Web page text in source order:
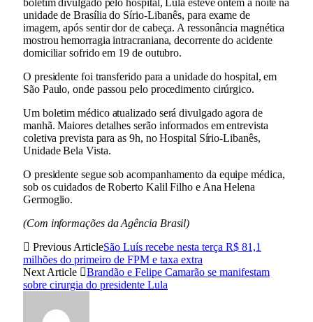
boletim divulgado pelo hospital, Lula esteve ontem à noite na
unidade de Brasília do Sírio-Libanês, para exame de
imagem, após sentir dor de cabeça. A ressonância magnética
mostrou hemorragia intracraniana, decorrente do acidente
domiciliar sofrido em 19 de outubro.
O presidente foi transferido para a unidade do hospital, em
São Paulo, onde passou pelo procedimento cirúrgico.
Um boletim médico atualizado será divulgado agora de
manhã. Maiores detalhes serão informados em entrevista
coletiva prevista para as 9h, no Hospital Sírio-Libanês,
Unidade Bela Vista.
O presidente segue sob acompanhamento da equipe médica,
sob os cuidados de Roberto Kalil Filho e Ana Helena
Germoglio.
(Com informações da Agência Brasil)
Previous ArticleSão Luís recebe nesta terça R$ 81,1
milhões do primeiro de FPM e taxa extra
Next Article
Brandão e Felipe Camarão se manifestam
sobre cirurgia do presidente Lula